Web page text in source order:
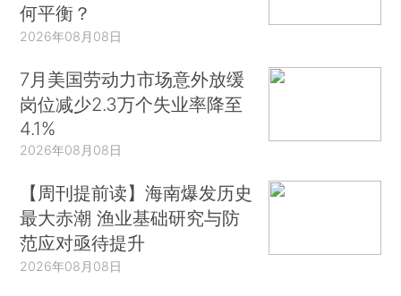
何平衡？
2026年08月08日
7月美国劳动力市场意外放缓
岗位减少2.3万个失业率降至
4.1%
2026年08月08日
【周刊提前读】海南爆发历史
最大赤潮 渔业基础研究与防
范应对亟待提升
2026年08月08日